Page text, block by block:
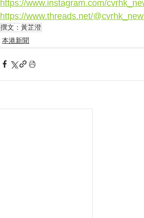
https://www.instagram.com/
https://www.threads.net/
撰文：黃芷澄
本港新聞